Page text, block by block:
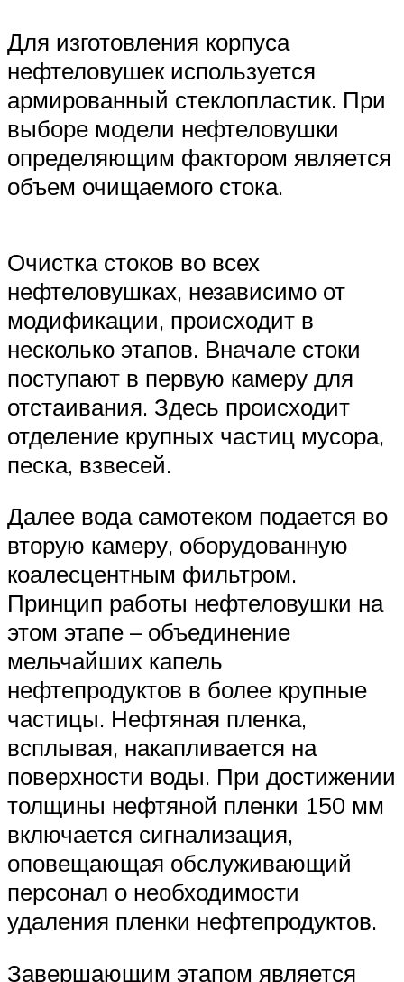
Для изготовления корпуса
нефтеловушек используется
армированный стеклопластик. При
выборе модели нефтеловушки
определяющим фактором является
объем очищаемого стока.
Очистка стоков во всех
нефтеловушках, независимо от
модификации, происходит в
несколько этапов. Вначале стоки
поступают в первую камеру для
отстаивания. Здесь происходит
отделение крупных частиц мусора,
песка, взвесей.
Далее вода самотеком подается во
вторую камеру, оборудованную
коалесцентным фильтром.
Принцип работы нефтеловушки на
этом этапе – объединение
мельчайших капель
нефтепродуктов в более крупные
частицы. Нефтяная пленка,
всплывая, накапливается на
поверхности воды. При достижении
толщины нефтяной пленки 150 мм
включается сигнализация,
оповещающая обслуживающий
персонал о необходимости
удаления пленки нефтепродуктов.
Завершающим этапом является